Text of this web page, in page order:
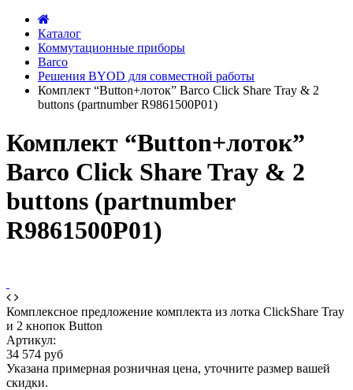
Каталог
Коммутационные приборы
Barco
Решения BYOD для совместной работы
Комплект “Button+лоток” Barco Click Share Tray & 2
buttons (partnumber R9861500P01)
Комплект “Button+лоток”
Barco Click Share Tray & 2
buttons (partnumber
R9861500P01)
Комплексное предложение комплекта из лотка ClickShare Tray
и 2 кнопок Button
Артикул:
34 574 руб
Указана примерная розничная цена, уточните размер вашей
скидки.